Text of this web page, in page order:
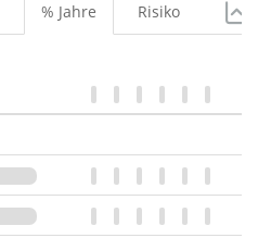
% Jahre Risiko